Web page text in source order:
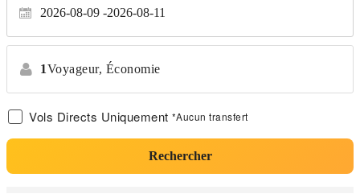
2026-08-09 2026-08-11
1Voyageur, Économie
Vols Directs Uniquement *Aucun transfert
Rechercher